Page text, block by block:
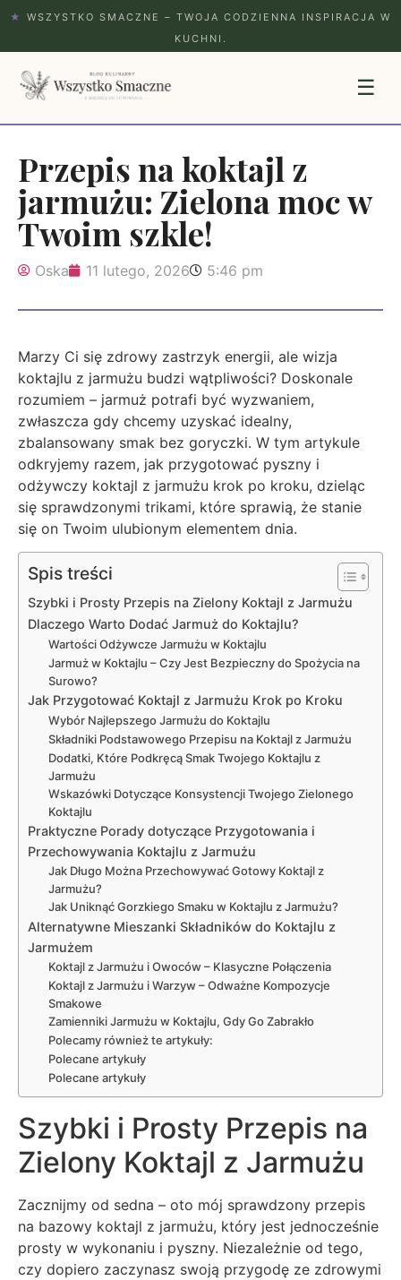
★
WSZYSTKO SMACZNE – TWOJA CODZIENNA INSPIRACJA W
KUCHNI.
☰
Przepis na koktajl z
jarmużu: Zielona moc w
Twoim szkle!
Oska 11 lutego, 2026 5:46 pm
Marzy Ci się zdrowy zastrzyk energii, ale wizja
koktajlu z jarmużu budzi wątpliwości? Doskonale
rozumiem – jarmuż potrafi być wyzwaniem,
zwłaszcza gdy chcemy uzyskać idealny,
zbalansowany smak bez goryczki. W tym artykule
odkryjemy razem, jak przygotować pyszny i
odżywczy koktajl z jarmużu krok po kroku, dzieląc
się sprawdzonymi trikami, które sprawią, że stanie
się on Twoim ulubionym elementem dnia.
Spis treści
Szybki i Prosty Przepis na Zielony Koktajl z Jarmużu
Dlaczego Warto Dodać Jarmuż do Koktajlu?
Wartości Odżywcze Jarmużu w Koktajlu
Jarmuż w Koktajlu – Czy Jest Bezpieczny do Spożycia na
Surowo?
Jak Przygotować Koktajl z Jarmużu Krok po Kroku
Wybór Najlepszego Jarmużu do Koktajlu
Składniki Podstawowego Przepisu na Koktajl z Jarmużu
Dodatki, Które Podkręcą Smak Twojego Koktajlu z
Jarmużu
Wskazówki Dotyczące Konsystencji Twojego Zielonego
Koktajlu
Praktyczne Porady dotyczące Przygotowania i
Przechowywania Koktajlu z Jarmużu
Jak Długo Można Przechowywać Gotowy Koktajl z
Jarmużu?
Jak Uniknąć Gorzkiego Smaku w Koktajlu z Jarmużu?
Alternatywne Mieszanki Składników do Koktajlu z
Jarmużem
Koktajl z Jarmużu i Owoców – Klasyczne Połączenia
Koktajl z Jarmużu i Warzyw – Odważne Kompozycje
Smakowe
Zamienniki Jarmużu w Koktajlu, Gdy Go Zabrakło
Polecamy również te artykuły:
Polecane artykuły
Polecane artykuły
Szybki i Prosty Przepis na
Zielony Koktajl z Jarmużu
Zacznijmy od sedna – oto mój sprawdzony przepis
na bazowy koktajl z jarmużu, który jest jednocześnie
prosty w wykonaniu i pyszny. Niezależnie od tego,
czy dopiero zaczynasz swoją przygodę ze zdrowymi